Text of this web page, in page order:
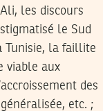
les discours
le Sud
Tunisie, la faillite
viable aux
des
etc. ;